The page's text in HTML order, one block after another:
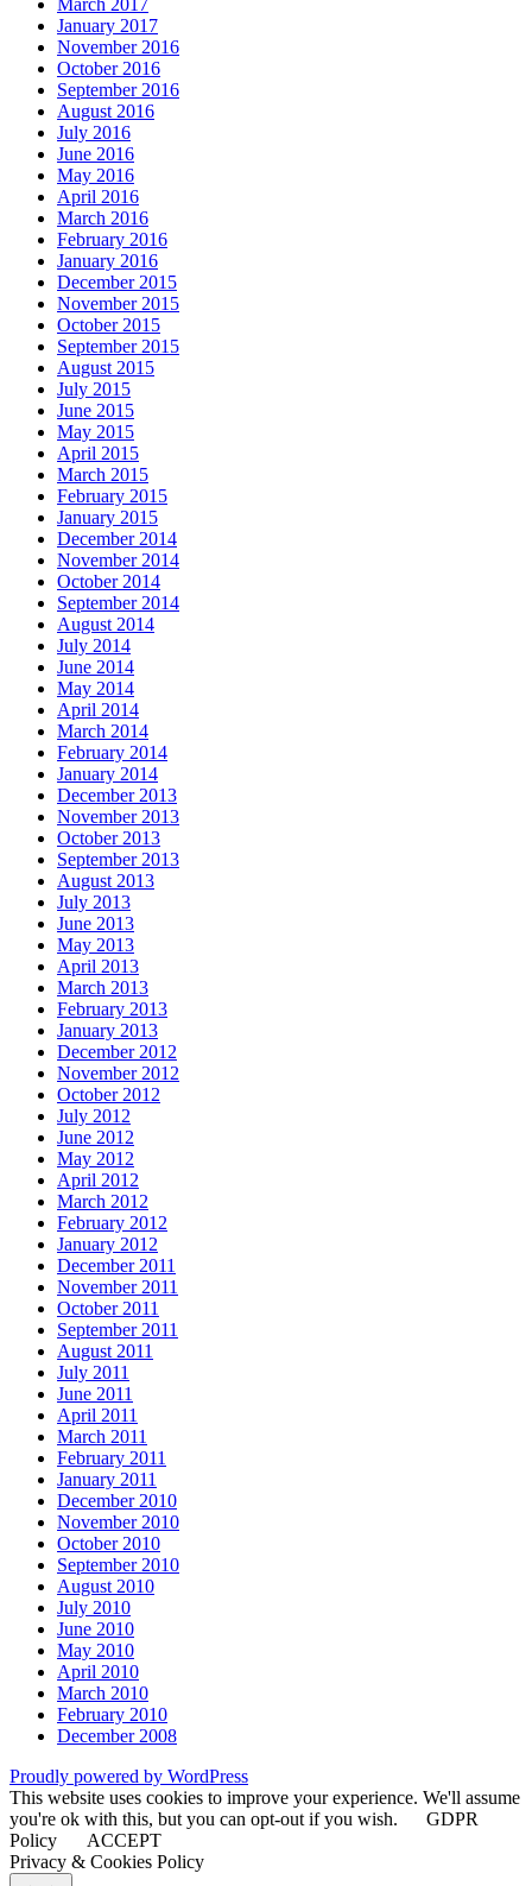
March 2017
January 2017
November 2016
October 2016
September 2016
August 2016
July 2016
June 2016
May 2016
April 2016
March 2016
February 2016
January 2016
December 2015
November 2015
October 2015
September 2015
August 2015
July 2015
June 2015
May 2015
April 2015
March 2015
February 2015
January 2015
December 2014
November 2014
October 2014
September 2014
August 2014
July 2014
June 2014
May 2014
April 2014
March 2014
February 2014
January 2014
December 2013
November 2013
October 2013
September 2013
August 2013
July 2013
June 2013
May 2013
April 2013
March 2013
February 2013
January 2013
December 2012
November 2012
October 2012
July 2012
June 2012
May 2012
April 2012
March 2012
February 2012
January 2012
December 2011
November 2011
October 2011
September 2011
August 2011
July 2011
June 2011
April 2011
March 2011
February 2011
January 2011
December 2010
November 2010
October 2010
September 2010
August 2010
July 2010
June 2010
May 2010
April 2010
March 2010
February 2010
December 2008
Proudly powered by WordPress
This website uses cookies to improve your experience. We'll assume
you're ok with this, but you can opt-out if you wish.
GDPR
Policy
ACCEPT
Privacy & Cookies Policy